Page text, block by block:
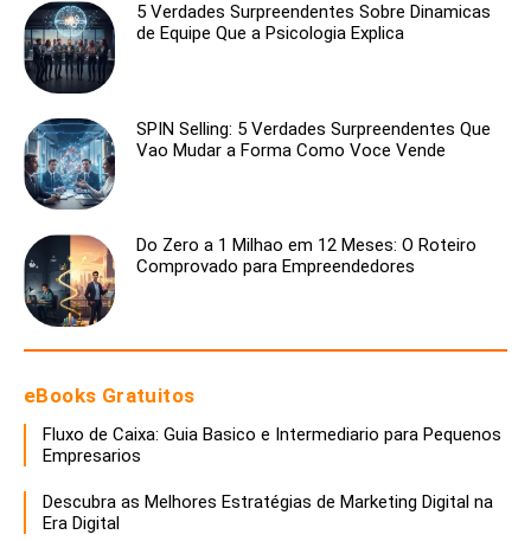
5 Verdades Surpreendentes Sobre Dinamicas
de Equipe Que a Psicologia Explica
SPIN Selling: 5 Verdades Surpreendentes Que
Vao Mudar a Forma Como Voce Vende
Do Zero a 1 Milhao em 12 Meses: O Roteiro
Comprovado para Empreendedores
eBooks Gratuitos
Fluxo de Caixa: Guia Basico e Intermediario para Pequenos
Empresarios
Descubra as Melhores Estratégias de Marketing Digital na
Era Digital